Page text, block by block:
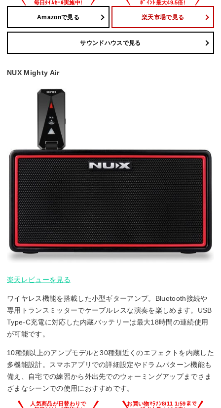
Amazonで見る 楽天市場で見る
サウンドハウスで見る
NUX Mighty Air
楽天レビューを見る
ワイヤレス機能を搭載した小型ギターアンプ。Bluetooth接続や
専用トランスミッターでケーブルレスな演奏を楽しめます。USB
Type-C充電に対応した内蔵バッテリーは最大18時間の連続使用
が可能です。
10種類以上のアンプモデルと30種類近くのエフェクトを内蔵した
多機能設計。スマホアプリでの詳細設定やドラムパターン機能も
備え、自宅での練習から外出先でのウォーミングアップまでさま
ざまなシーンでの使用におすすめです。